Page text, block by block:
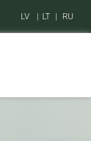
LV| LT| RU